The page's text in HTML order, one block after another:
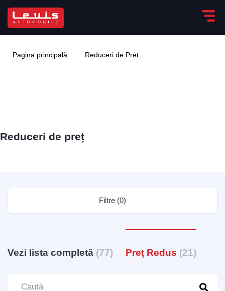
Pagina principală Reduceri de Pret
Reduceri de preț
Filtre (0)
Vezi lista completă (77) Preț Redus (21)